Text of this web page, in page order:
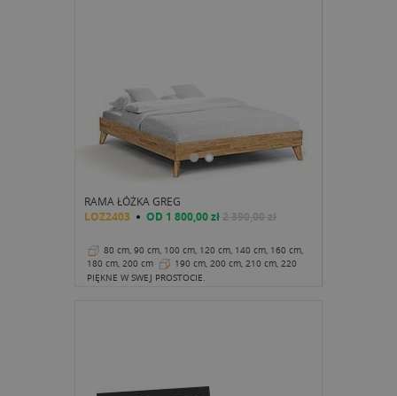
RAMA ŁÓŻKA GREG
LOZ2403 OD 1 800,00 zł2 390,00 zł
80 cm, 90 cm, 100 cm, 120 cm, 140 cm, 160 cm,
180 cm, 200 cm
190 cm, 200 cm, 210 cm, 220
cm
35 cm
PIĘKNE W SWEJ PROSTOCIE.